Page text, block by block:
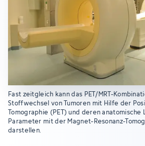
Fast zeitgleich kann das PET/MRT-
Stoffwechsel von Tumoren mit Hilfe der
Tomographie (PET) und deren
Parameter mit der Magnet-Resonanz-
darstellen.